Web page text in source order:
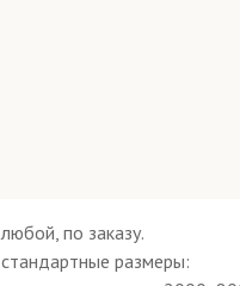
любой, по заказу.
стандартные размеры: